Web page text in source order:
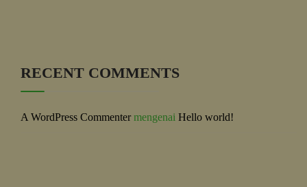
RECENT COMMENTS
A WordPress Commentermengenai Hello world!